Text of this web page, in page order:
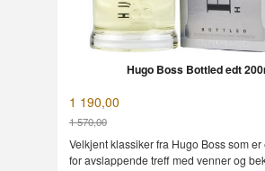
Hugo Boss Bottled edt
1 190,00
1 570,00
Rabatt
Velkjent klassiker fra Hugo Boss som er
for avslappende treff med venner og